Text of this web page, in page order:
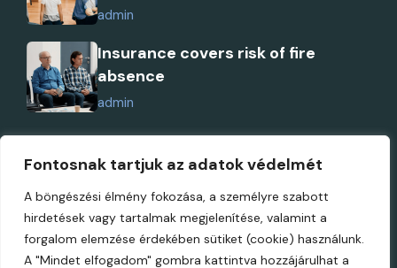
Fontosnak tartjuk az adatok védelmét
A böngészési élmény fokozása, a személyre szabott
hirdetések vagy tartalmak megjelenítése, valamint a
forgalom elemzése érdekében sütiket (cookie) használunk.
A "Mindet elfogadom" gombra kattintva hozzájárulhat a
admin
Insurance covers risk of fire
absence
admin
Copyright 2023, Vankine. All Rights Reserved
Working Hours : Sun-monday, 09am-5pm